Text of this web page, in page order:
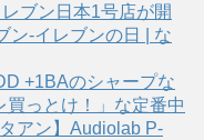
ブン日本1号店が開
ン-イレブンの日 | な
+1BAのシャープな
っとけ！」な定番中
アン】Audiolab P-